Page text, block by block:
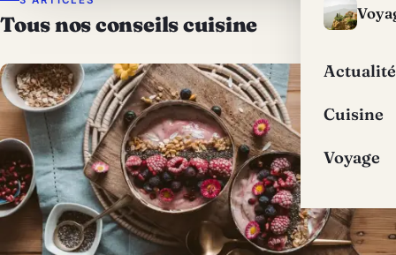
Actualité
Cuisine
Voyage
Tous nos conseils cuisine